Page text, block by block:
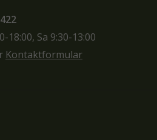
18:00, Sa 9:30-13:00
Kontaktformular